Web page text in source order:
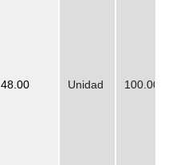
48.00 Unidad 100.000,00